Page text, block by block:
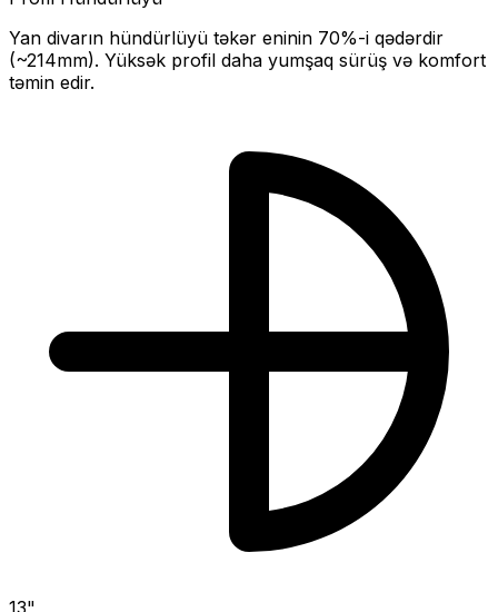
Yan divarın hündürlüyü təkər eninin 70%-i qədərdir
(~214mm). Yüksək profil daha yumşaq sürüş və komfort
təmin edir.